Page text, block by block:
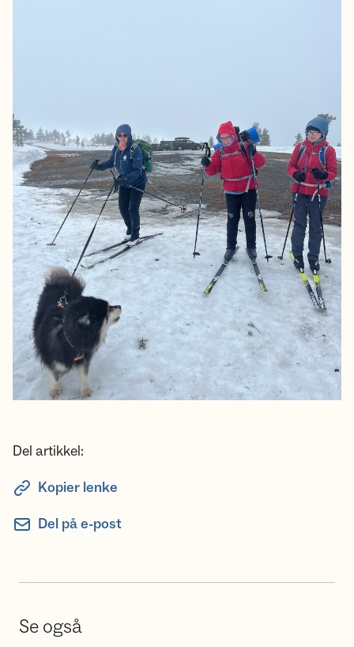
Del artikkel:
Kopier lenke
Del på e-post
Se også